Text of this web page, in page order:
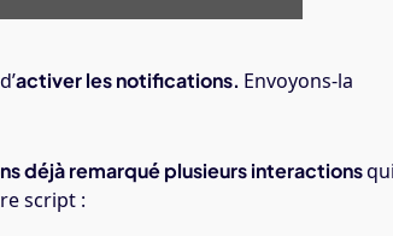
activer les notifications. Envoyons-la
déjà remarqué plusieurs interactions
script :